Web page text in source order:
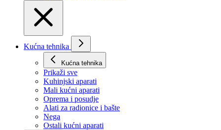
Kućna tehnika
Kućna tehnika
Prikaži svе
Kuhinjski aparati
Mali kućni aparati
Oprema i posudje
Alati za radionice i bašte
Nega
Ostali kućni aparati